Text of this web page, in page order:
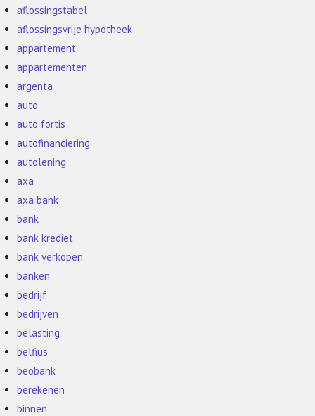
aflossingstabel
aflossingsvrije hypotheek
appartement
appartementen
argenta
auto
auto fortis
autofinanciering
autolening
axa
axa bank
bank
bank krediet
bank verkopen
banken
bedrijf
bedrijven
belasting
belfius
beobank
berekenen
binnen